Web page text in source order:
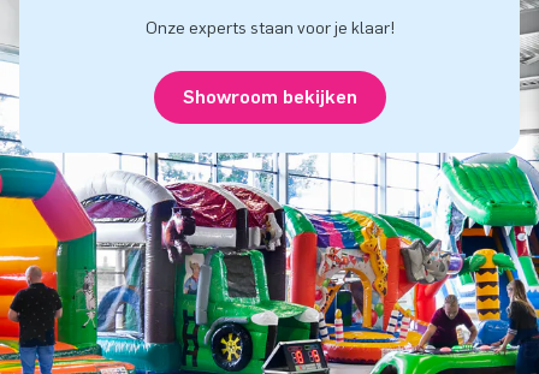
Onze experts staan voor je klaar!
Showroom bekijken